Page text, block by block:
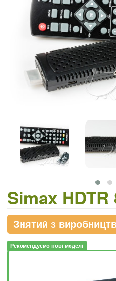
Simax HDTR
Знятий з
Рекомендуємо нові моделі